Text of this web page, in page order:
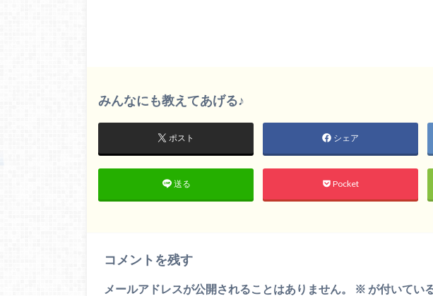
みんなにも教えてあげる♪
ポスト シェア
送る Pocket
コメントを残す
メールアドレスが公開されることはありません。 ※ が付いてい